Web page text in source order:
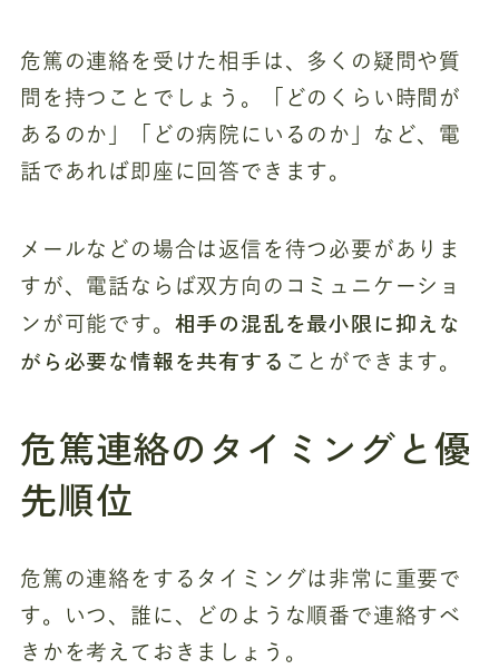
危篤の連絡を受けた相手は、多くの疑問や質
問を持つことでしょう。「どのくらい時間が
あるのか」「どの病院にいるのか」など、電
話であれば即座に回答できます。
メールなどの場合は返信を待つ必要がありま
すが、電話ならば双方向のコミュニケーショ
ンが可能です。 相手の混乱を最小限に抑えな
がら必要な情報を共有する ことができます。
危篤連絡のタイミングと優
先順位
危篤の連絡をするタイミングは非常に重要で
す。いつ、誰に、どのような順番で連絡すべ
きかを考えておきましょう。